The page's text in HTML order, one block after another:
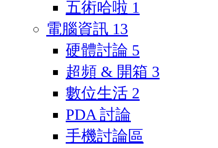
五術哈啦 1
電腦資訊 13
硬體討論 5
超頻 & 開箱 3
數位生活 2
PDA 討論
手機討論區